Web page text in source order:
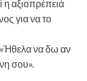
η αξιοπρέπειά
για να το
«Ήθελα να δω αν
σου».